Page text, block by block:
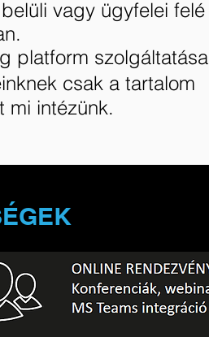
vagy ügyfelei felé
platform szolgáltatása
csak a tartalom
mi intézünk.